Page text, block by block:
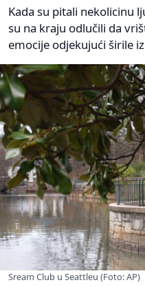
Kada su pitali nekolicinu
su na kraju odlučili da
emocije odjekujući širile
Sream Club u Seattleu (Foto: AP)